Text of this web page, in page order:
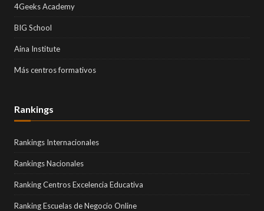
4Geeks Academy
BIG School
Aina Institute
Más centros formativos
Rankings
Rankings Internacionales
Rankings Nacionales
Ranking Centros Excelencia Educativa
Ranking Escuelas de Negocio Online